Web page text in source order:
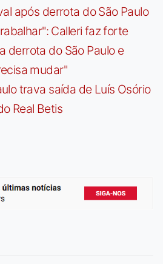
após derrota do São Paulo
Calleri faz forte
derrota do São Paulo e
mudar"
trava saída de Luís Osório
Real Betis